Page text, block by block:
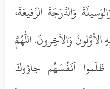
وَالدَّرَجَةَ الرَّفيعَةَ،
الأوَّلونَ وَالآخِرونَ. اللهمَّ
أنَفُسَهُم جاؤوكَ